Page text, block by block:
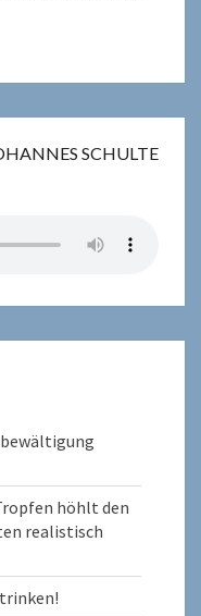
SCHULTE
höhlt den
realistisch